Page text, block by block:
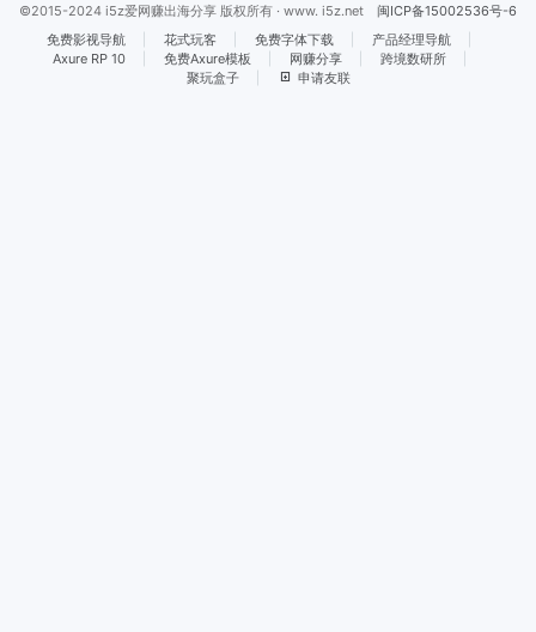
©2015-2024 i5z爱网赚出海分享 版权所有 · www. i5z.net 闽ICP备15002536号-6
免费影视导航
花式玩客 免费字体下载
产品经理导航
Axure RP 10
免费Axure模板 网赚分享
跨境数研所
聚玩盒子
申请友联